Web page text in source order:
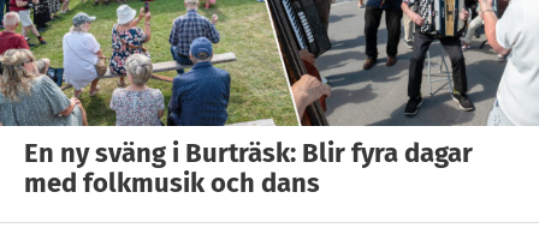
En ny sväng i Burträsk: Blir fyra dagar
med folkmusik och dans